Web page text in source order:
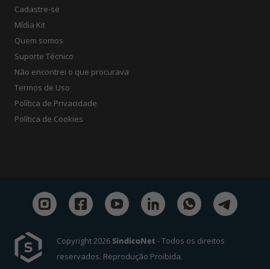
Cadastre-se
Mídia Kit
Quem somos
Suporte Técnico
Não encontrei o que procurava
Termos de Uso
Política de Privacidade
Política de Cookies
Copyright 2026SíndicoNet - Todos os direitos
reservados. Reprodução Proibida.